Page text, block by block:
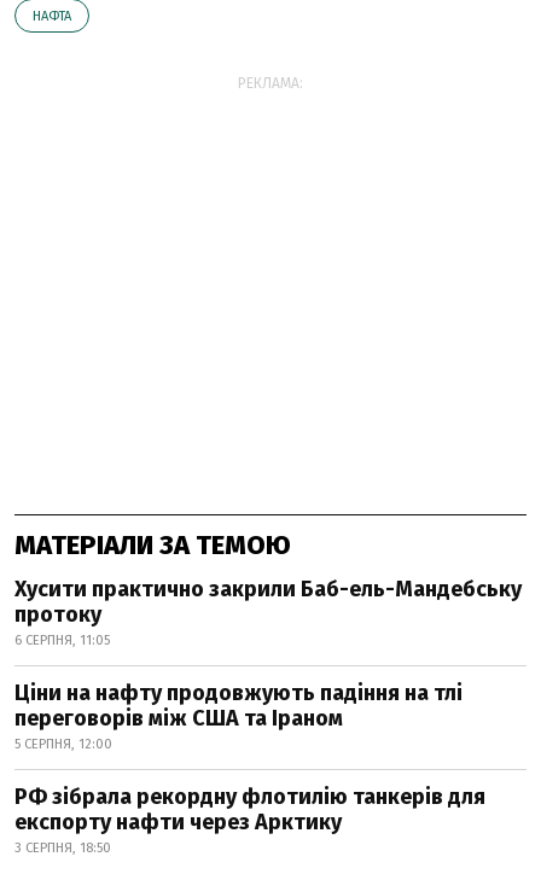
НАФТА
РЕКЛАМА:
МАТЕРІАЛИ ЗА ТЕМОЮ
Хусити практично закрили Баб-ель-Мандебську
протоку
6 СЕРПНЯ, 11:05
Ціни на нафту продовжують падіння на тлі
переговорів між США та Іраном
5 СЕРПНЯ, 12:00
РФ зібрала рекордну флотилію танкерів для
експорту нафти через Арктику
3 СЕРПНЯ, 18:50